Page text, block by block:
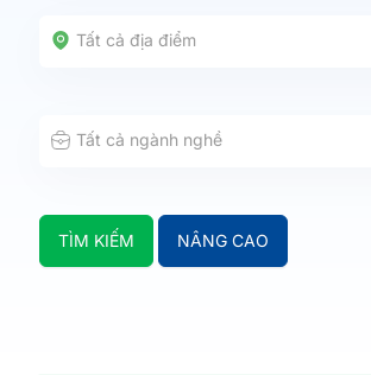
Tất cả địa điểm
Tất cả ngành nghề
TÌM KIẾM NÂNG CAO